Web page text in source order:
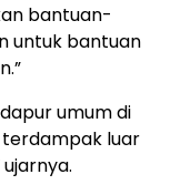
bantuan-
untuk bantuan
umum di
luar